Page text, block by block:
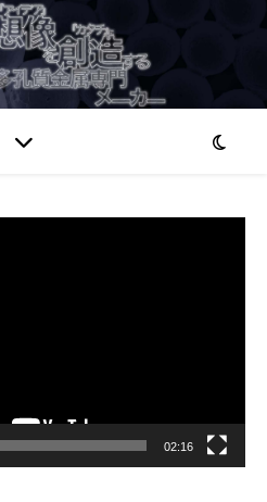
02:16